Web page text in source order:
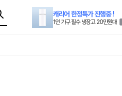
캐리어 한정특가 진행중 !
1인 가구 필수 냉장고 20만원대